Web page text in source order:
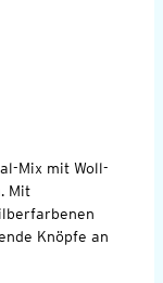
Mix mit Woll-
Mit
Knöpfe an